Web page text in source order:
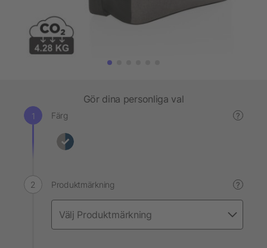
Gör dina personliga val
Färg ?
Produktmärkning ?